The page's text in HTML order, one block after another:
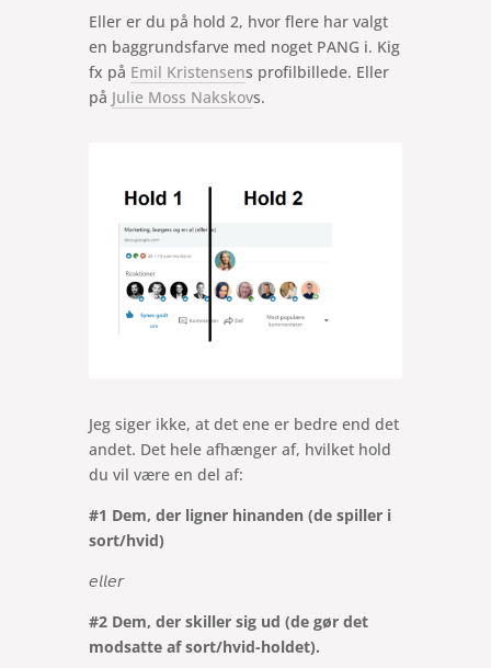
Eller er du på hold 2, hvor flere har valgt
en baggrundsfarve med noget PANG i. Kig
fx på Emil Kristensens profilbillede. Eller
på Julie Moss Nakskovs.
Jeg siger ikke, at det ene er bedre end det
andet. Det hele afhænger af, hvilket hold
du vil være en del af:
#1 Dem, der ligner hinanden (de spiller i
sort/hvid)
𝘦𝘭𝘭𝘦𝘳
#2 Dem, der skiller sig ud (de gør det
modsatte af sort/hvid-holdet).